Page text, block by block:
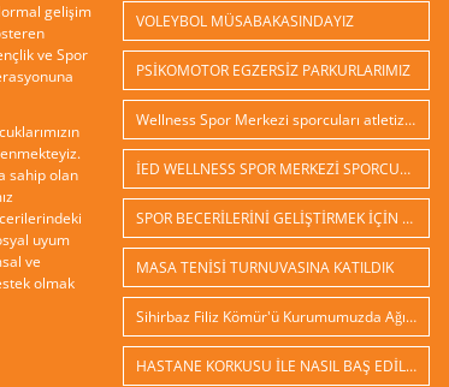
gelişim
ve Spor
sahip olan
uyum
ve
olmak
VOLEYBOL MÜSABAKASINDAYIZ
PSİKOMOTOR EGZERSİZ PARKURLARIMIZ
Wellness Spor Merkezi sporcuları atletizm çalışmalarına başladılar
İED WELLNESS SPOR MERKEZİ SPORCULARI
SPOR BECERİLERİNİ GELİŞTİRMEK İÇİN BAHÇE PARKURLARIMIZ HAZIR
MASA TENİSİ TURNUVASINA KATILDIK
Sihirbaz Filiz Kömür'ü Kurumumuzda Ağırladık
HASTANE KORKUSU İLE NASIL BAŞ EDİLİR